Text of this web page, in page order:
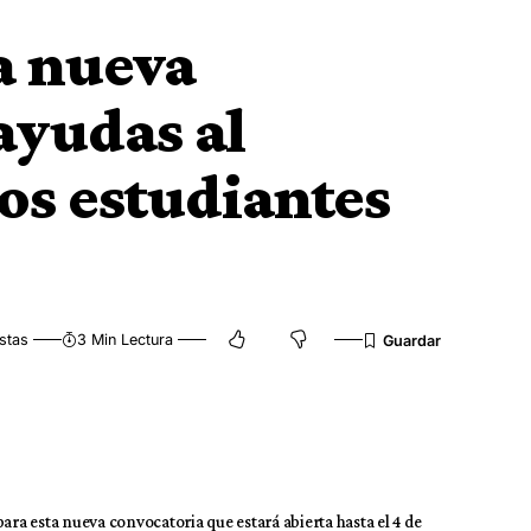
nueva
al
estudiantes
3 Min Lectura
esta nueva convocatoria que estará abierta hasta el 4 de